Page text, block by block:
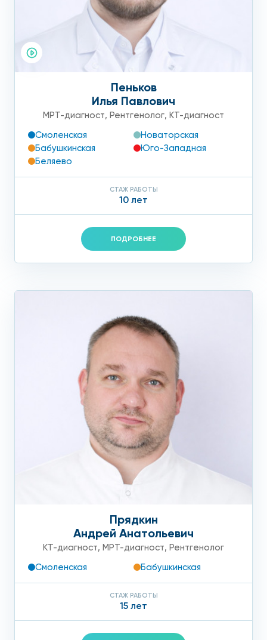
Пеньков
Илья Павлович
МРТ-диагност, Рентгенолог, КТ-диагност
Смоленская
Новаторская
Бабушкинская
Юго-Западная
Беляево
СТАЖ РАБОТЫ
10 лет
ПОДРОБНЕЕ
Прядкин
Андрей Анатольевич
КТ-диагност, МРТ-диагност, Рентгенолог
Смоленская
Бабушкинская
СТАЖ РАБОТЫ
15 лет